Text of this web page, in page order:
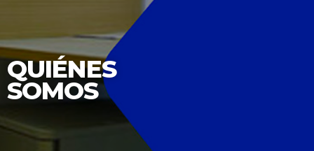
QUIÉNES
SOMOS